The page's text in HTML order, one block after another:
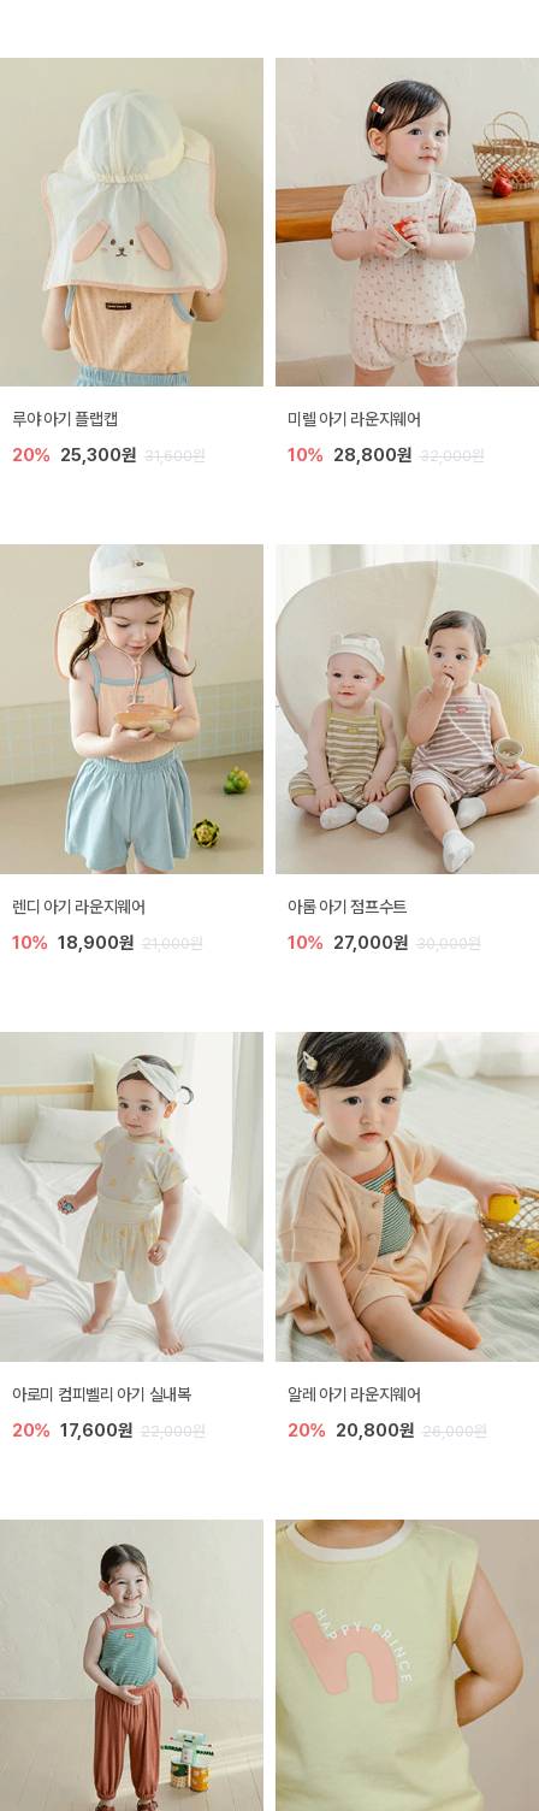
루야 아기 플랩캡
20% 25,300원 31,600원
미렐 아기 라운지웨어
10% 28,800원 32,000원
렌디 아기 라운지웨어
10% 18,900원 21,000원
아롬 아기 점프수트
10% 27,000원 30,000원
아로미 컴피벨리 아기 실내복
20% 17,600원 22,000원
알레 아기 라운지웨어
20% 20,800원 26,000원